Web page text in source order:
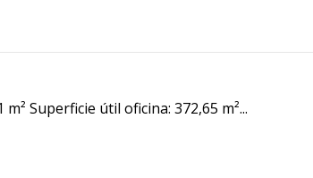
Superficie útil oficina: 372,65 m²...